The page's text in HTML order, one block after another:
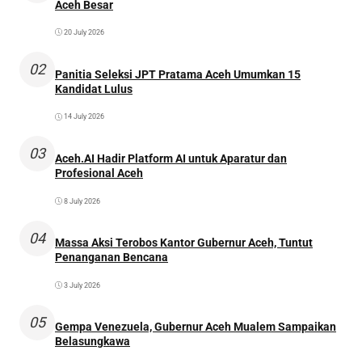
Aceh Besar
20 July 2026
02
Panitia Seleksi JPT Pratama Aceh Umumkan 15
Kandidat Lulus
14 July 2026
03
Aceh.AI Hadir Platform AI untuk Aparatur dan
Profesional Aceh
8 July 2026
04
Massa Aksi Terobos Kantor Gubernur Aceh, Tuntut
Penanganan Bencana
3 July 2026
05
Gempa Venezuela, Gubernur Aceh Mualem Sampaikan
Belasungkawa